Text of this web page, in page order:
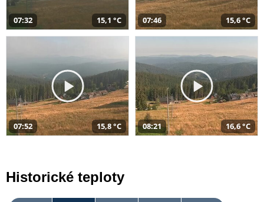
07:32 15,1 °C 07:46 15,6 °C
07:52 15,8 °C 08:21 16,6 °C
Historické teploty